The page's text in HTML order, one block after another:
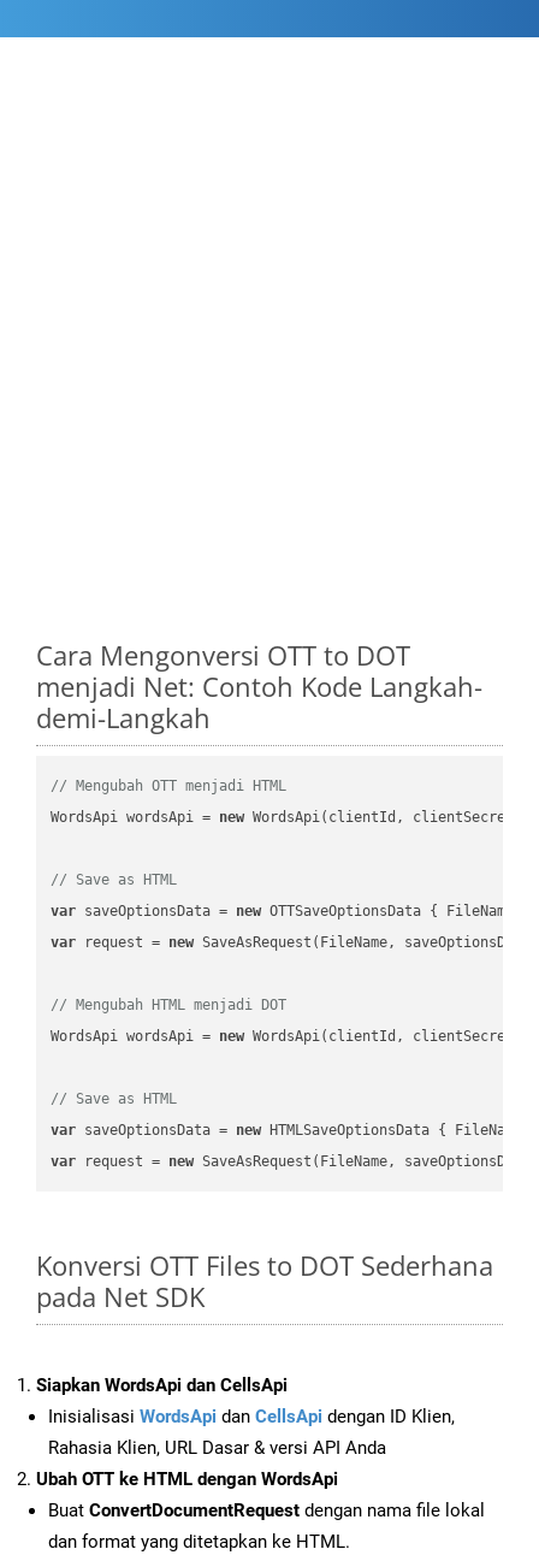
Cara Mengonversi OTT to DOT
menjadi Net: Contoh Kode Langkah-
demi-Langkah
// Mengubah OTT menjadi HTML
WordsApi wordsApi = new WordsApi(clientId, clientSecret);
// Save as HTML
var saveOptionsData = new OTTSaveOptionsData { FileName =
var request = new SaveAsRequest(FileName,
// Mengubah HTML menjadi DOT
WordsApi wordsApi = new WordsApi(clientId, clientSecret);
// Save as HTML
var saveOptionsData = new HTMLSaveOptionsData { FileName
var request = new
Konversi OTT Files to DOT Sederhana
pada Net SDK
Siapkan WordsApi dan CellsApi
Inisialisasi WordsApi dan CellsApi dengan ID Klien,
Rahasia Klien, URL Dasar & versi API Anda
Ubah OTT ke HTML dengan WordsApi
Buat ConvertDocumentRequest dengan nama file lokal
dan format yang ditetapkan ke HTML.